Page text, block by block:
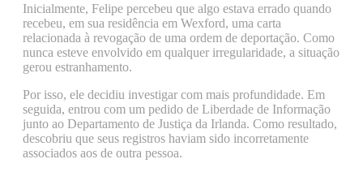
Inicialmente, Felipe percebeu que algo estava errado quando
recebeu, em sua residência em Wexford, uma carta
relacionada à revogação de uma ordem de deportação. Como
nunca esteve envolvido em qualquer irregularidade, a situação
gerou estranhamento.
Por isso, ele decidiu investigar com mais profundidade. Em
seguida, entrou com um pedido de Liberdade de Informação
junto ao Departamento de Justiça da Irlanda. Como resultado,
descobriu que seus registros haviam sido incorretamente
associados aos de outra pessoa.